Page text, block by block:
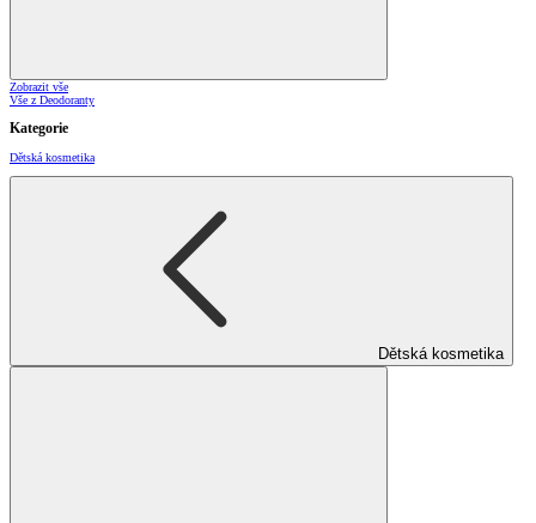
Zobrazit vše
Vše z Deodoranty
Kategorie
Dětská kosmetika
Dětská kosmetika